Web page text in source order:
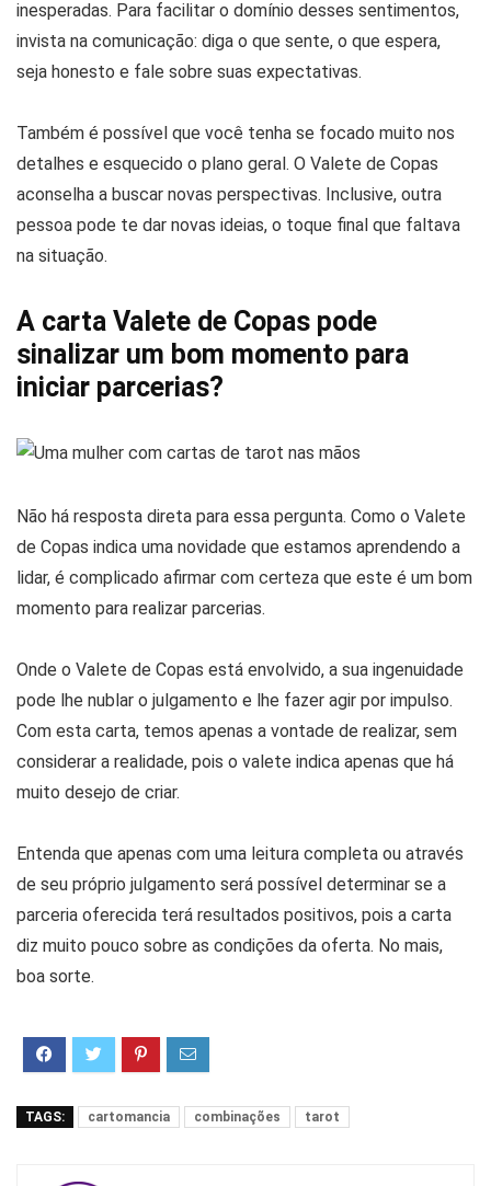
inesperadas. Para facilitar o domínio desses sentimentos,
invista na comunicação: diga o que sente, o que espera,
seja honesto e fale sobre suas expectativas.
Também é possível que você tenha se focado muito nos
detalhes e esquecido o plano geral. O Valete de Copas
aconselha a buscar novas perspectivas. Inclusive, outra
pessoa pode te dar novas ideias, o toque final que faltava
na situação.
A carta Valete de Copas pode
sinalizar um bom momento para
iniciar parcerias?
Não há resposta direta para essa pergunta. Como o Valete
de Copas indica uma novidade que estamos aprendendo a
lidar, é complicado afirmar com certeza que este é um bom
momento para realizar parcerias.
Onde o Valete de Copas está envolvido, a sua ingenuidade
pode lhe nublar o julgamento e lhe fazer agir por impulso.
Com esta carta, temos apenas a vontade de realizar, sem
considerar a realidade, pois o valete indica apenas que há
muito desejo de criar.
Entenda que apenas com uma leitura completa ou através
de seu próprio julgamento será possível determinar se a
parceria oferecida terá resultados positivos, pois a carta
diz muito pouco sobre as condições da oferta. No mais,
boa sorte.
TAGS: cartomancia combinações tarot